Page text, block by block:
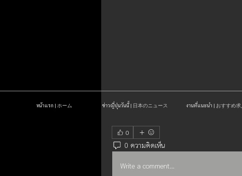
0
0 ความคิดเห็น
Write a comment...
หน้าแรก | ホーム ข่าวญี่ปุ่นวันนี้ | 日本のニュース งานที่แนะนำ | おすすめ求